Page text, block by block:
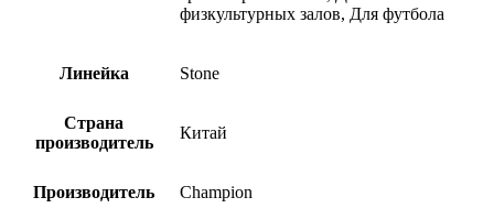
физкультурных залов, Для футбола
Линейка Stone
Страна
производитель
Китай
Производитель Champion